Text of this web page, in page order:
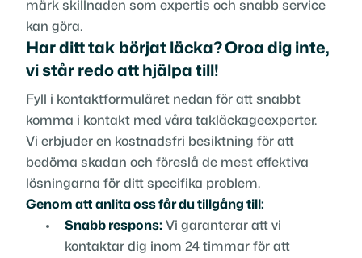
märk skillnaden som expertis och snabb service
kan göra.
Har ditt tak börjat läcka? Oroa dig inte,
vi står redo att hjälpa till!
Fyll i kontaktformuläret nedan för att snabbt
komma i kontakt med våra takläckageexperter.
Vi erbjuder en kostnadsfri besiktning för att
bedöma skadan och föreslå de mest effektiva
lösningarna för ditt specifika problem.
Genom att anlita oss får du tillgång till:
Snabb respons: Vi garanterar att vi
kontaktar dig inom 24 timmar för att